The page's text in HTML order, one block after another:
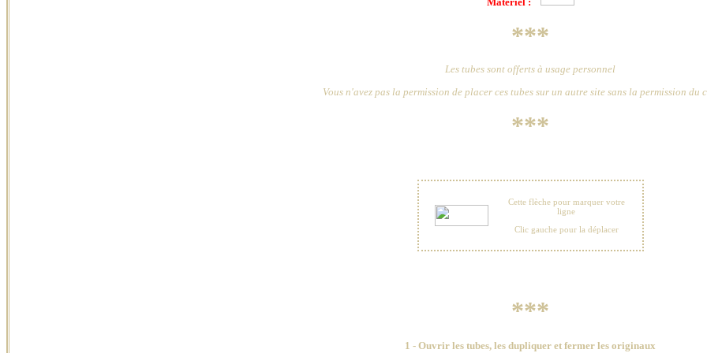
***
Les tubes sont offerts à usage personnel
Vous n'avez pas la permission de placer ces tubes sur un autre site sans la permission du
***
Cette flèche pour marquer votre
ligne
Clic gauche pour la déplacer
***
1 - Ouvrir les tubes, les dupliquer et fermer les originaux